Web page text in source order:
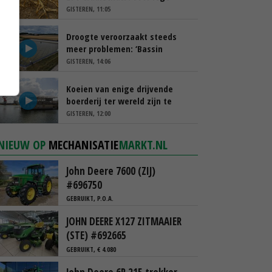
schappen
GISTEREN, 11:05
Droogte veroorzaakt steeds
meer problemen: ‘Bassin
afgelopen week al leeg’
GISTEREN, 14:06
Koeien van enige drijvende
boerderij ter wereld zijn te
koop
GISTEREN, 12:00
OP MECHANISATIEMARKT.NL
John Deere 7600 (ZIJ)
#696750
GEBRUIKT, P.O.A.
JOHN DEERE X127 ZITMAAIER
(STE) #692665
GEBRUIKT, € 4.080